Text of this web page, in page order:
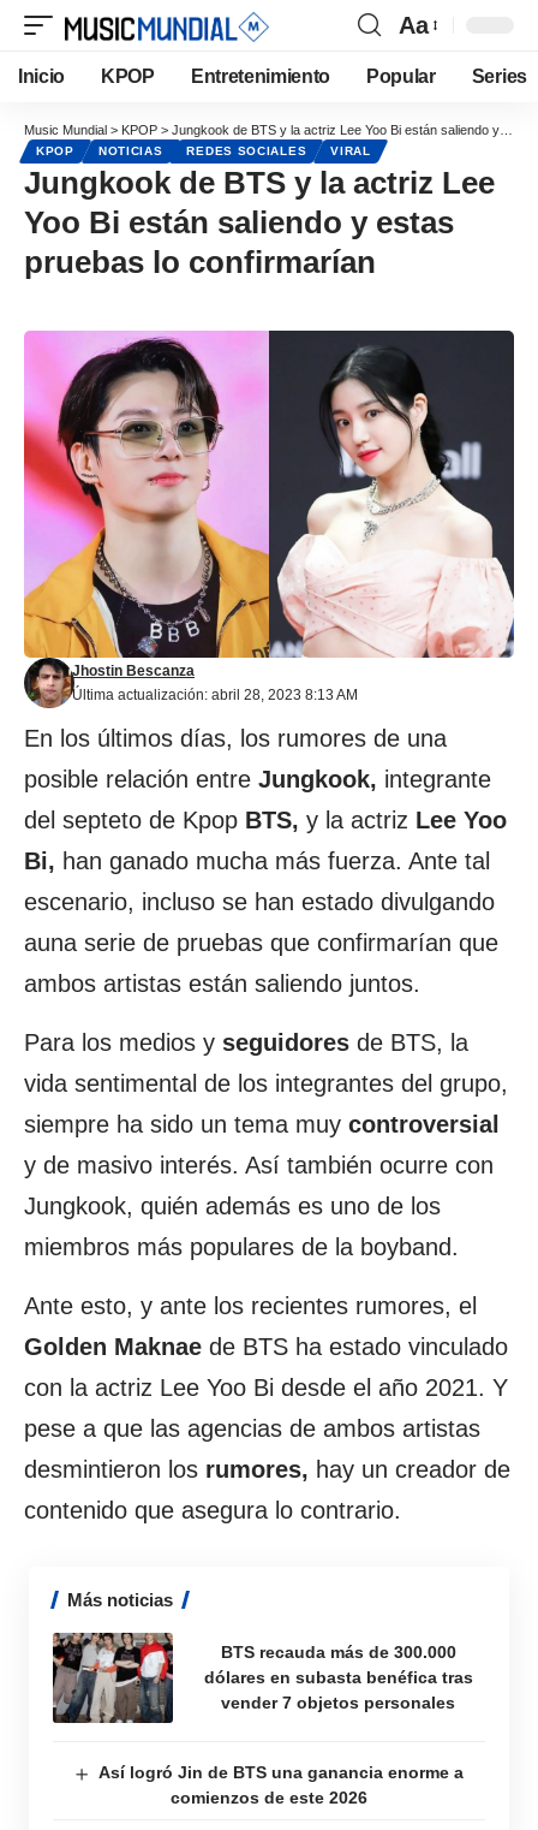
Aa
Inicio KPOP Entretenimiento Popular Series
Music Mundial > KPOP > Jungkook de BTS y la actriz Lee Yoo Bi están saliendo y estas pruebas lo confirmarían
KPOP NOTICIAS REDES SOCIALES VIRAL
Jungkook de BTS y la actriz Lee
Yoo Bi están saliendo y estas
pruebas lo confirmarían
Última actualización: abril 28, 2023 8:13 AM
Jhostin Bescanza
En los últimos días, los rumores de una
posible relación entre Jungkook, integrante
del septeto de Kpop BTS, y la actriz Lee Yoo
Bi, han ganado mucha más fuerza. Ante tal
escenario, incluso se han estado divulgando
auna serie de pruebas que confirmarían que
ambos artistas están saliendo juntos.
Para los medios y seguidores de BTS, la
vida sentimental de los integrantes del grupo,
siempre ha sido un tema muy controversial
y de masivo interés. Así también ocurre con
Jungkook, quién además es uno de los
miembros más populares de la boyband.
Ante esto, y ante los recientes rumores, el
Golden Maknae de BTS ha estado vinculado
con la actriz Lee Yoo Bi desde el año 2021. Y
pese a que las agencias de ambos artistas
desmintieron los rumores, hay un creador de
contenido que asegura lo contrario.
Más noticias
BTS recauda más de 300.000
dólares en subasta benéfica tras
vender 7 objetos personales
Así logró Jin de BTS una ganancia enorme a
comienzos de este 2026